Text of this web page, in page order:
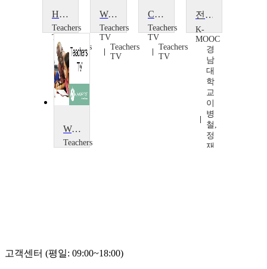
Holocaust: A Pre-war German Jewish Family
Teachers
TV
Teachers
TV
Women Affected by War: Sudan
Teachers
TV
Teachers
TV
Children in World War II
Teachers
TV
Teachers
TV
전쟁과평화(War and Peace)
K-
MOOC
경
남
대
학
교
이
병
철,
정
재
World War I: Christmas Truce Reenactment
Teachers
고객센터 (평일: 09:00~18:00)